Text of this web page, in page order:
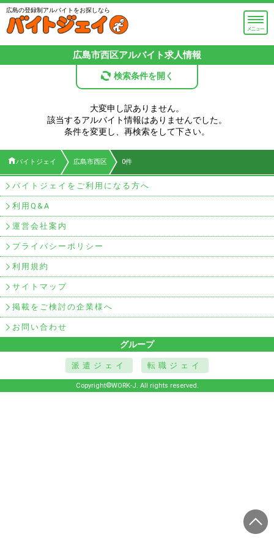
広島の登録制アルバイトをお探しなら
広島市西区アルバイト求人情報
検索条件を開く
大変申し訳ありません。
該当するアルバイト情報はありませんでした。
条件を変更し、再検索をして下さい。
バイトジェイ 広島市西区 0件
バイトジェイをご利用になる方へ
利用Q&A
運営会社案内
プライバシーポリシー
利用規約
サイトマップ
掲載をご検討の企業様へ
お問い合わせ
グループ
派遣ジェイ 転職ジェイ
Copyright©WORK-J. All rights reserved.